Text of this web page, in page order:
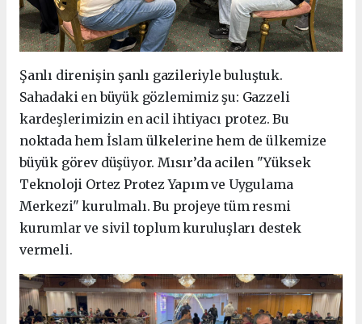
Şanlı direnişin şanlı gazileriyle buluştuk.
Sahadaki en büyük gözlemimiz şu: Gazzeli
kardeşlerimizin en acil ihtiyacı protez. Bu
noktada hem İslam ülkelerine hem de ülkemize
büyük görev düşüyor. Mısır’da acilen "Yüksek
Teknoloji Ortez Protez Yapım ve Uygulama
Merkezi" kurulmalı. Bu projeye tüm resmi
kurumlar ve sivil toplum kuruluşları destek
vermeli.